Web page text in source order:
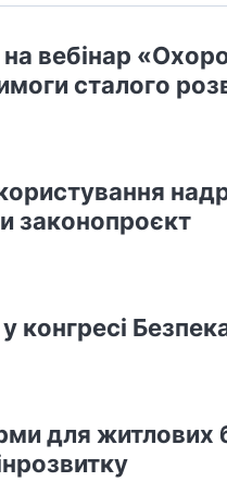
вебінар
сталого
законопроєкт
у конгресі
для житлових